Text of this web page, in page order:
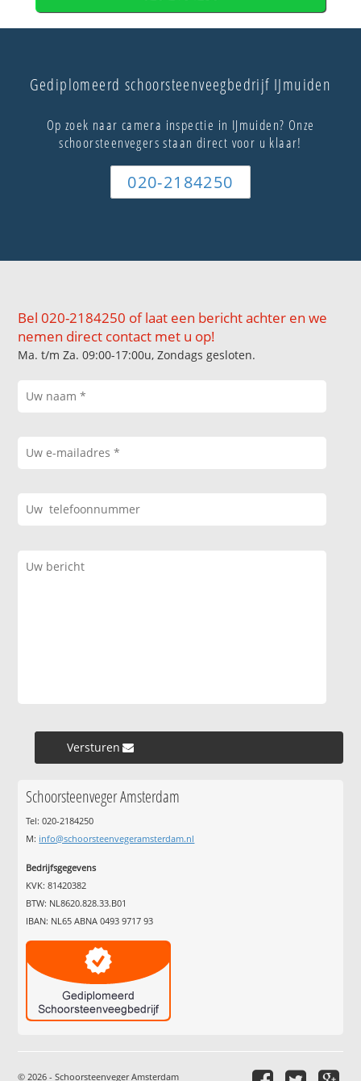
Gediplomeerd schoorsteenveegbedrijf IJmuiden
Op zoek naar camera inspectie in IJmuiden? Onze
schoorsteenvegers staan direct voor u klaar!
020-2184250
Bel 020-2184250 of laat een bericht achter en we
nemen direct contact met u op!
Ma. t/m Za. 09:00-17:00u, Zondags gesloten.
Versturen »
Schoorsteenveger Amsterdam
Tel: 020-2184250
M: info@schoorsteenvegeramsterdam.nl
Bedrijfsgegevens
KVK: 81420382
BTW: NL8620.828.33.B01
IBAN: NL65 ABNA 0493 9717 93
© 2026 - Schoorsteenveger Amsterdam